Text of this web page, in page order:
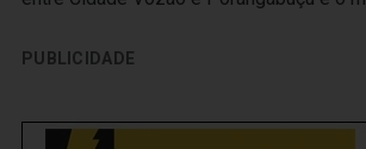
PUBLICIDADE